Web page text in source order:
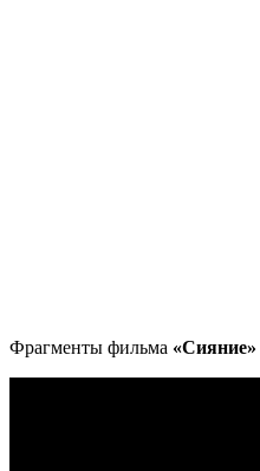
Фрагменты фильма «Сияние»